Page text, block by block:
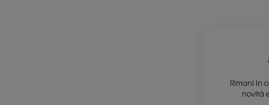
Rimani in
novità